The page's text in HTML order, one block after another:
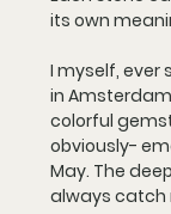
its own
I myself, ever
in
colorful
obviously-
May. The
always catch